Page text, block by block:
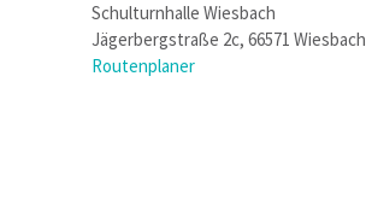
Schulturnhalle Wiesbach
Jägerbergstraße 2c, 66571 Wiesbach
Routenplaner